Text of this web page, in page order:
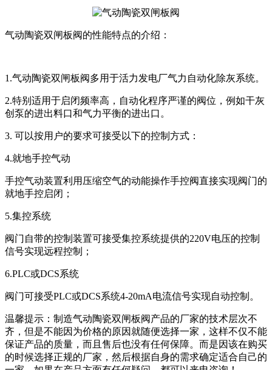
气动陶瓷双闸板阀的性能特点的介绍：
1.气动陶瓷双闸板阀多用于活力发电厂气力自动化除灰系统。
2.特别适用于启闭频率高，自动化程序严谨的阀位，例如干灰
创泵的进出料口和气力平衡的进出口。
3. 可以按用户的要求可接受以下的控制方式：
4.就地手控气动
手控气动装置利用压缩空气的动能操作手控阀直接实现阀门的
就地手控启闭；
5.集控系统
阀门自带的控制装置可接受集控系统提供的220V电压的控制
信号实现远程控制；
6.PLC或DCS系统
阀门可接受PLC或DCS系统4-20mA电流信号实现自动控制。
温馨提示：制造气动陶瓷双闸板阀产品的厂家的技术层次不
齐，但是不能因为价格的原因就随便选择一家，这样不仅不能
保证产品的质量，而且售后也没有任何保障。而是因该在购买
的时候选择正规的厂家，然后根据自身的需求确定适合自己的